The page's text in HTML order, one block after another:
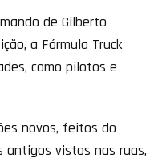
de Gilberto
a Fórmula Truck
como pilotos e
novos, feitos do
antigos vistos nas ruas,